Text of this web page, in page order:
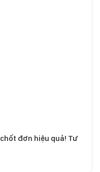
đơn hiệu quả! Tư